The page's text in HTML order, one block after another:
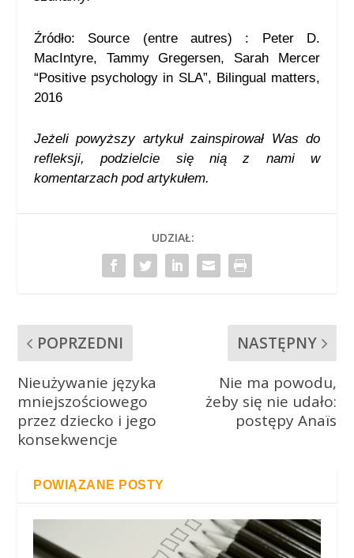
Źródło: Source (entre autres) : Peter D.
MacIntyre, Tammy Gregersen, Sarah Mercer
“Positive psychology in SLA”, Bilingual matters,
2016
Jeżeli powyższy artykuł zainspirował Was do
refleksji, podzielcie się niąz nami w
komentarzach pod artykułem.
UDZIAŁ:
POPRZEDNI
Nieużywanie języka
mniejszościowego
przez dziecko i jego
konsekwencje
NASTĘPNY
Nie ma powodu,
żeby się nie udało:
postępy Anaïs
POWIĄZANE POSTY